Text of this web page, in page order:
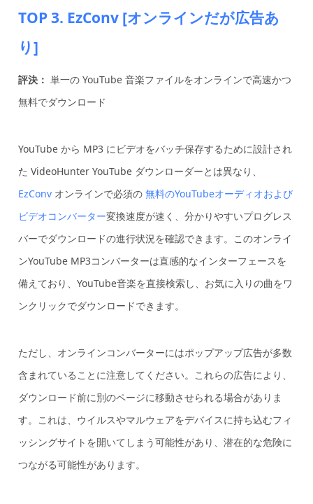
TOP 3. EzConv [オンラインだが広告あ
り]
評決： 単一の YouTube 音楽ファイルをオンラインで高速かつ
無料でダウンロード
YouTube から MP3 にビデオをバッチ保存するために設計され
た VideoHunter YouTube ダウンローダーとは異なり、
EzConv オンラインで必須の無料のYouTubeオーディオおよび
ビデオコンバーター変換速度が速く、分かりやすいプログレス
バーでダウンロードの進行状況を確認できます。このオンライ
ンYouTube MP3コンバーターは直感的なインターフェースを
備えており、YouTube音楽を直接検索し、お気に入りの曲をワ
ンクリックでダウンロードできます。
ただし、オンラインコンバーターにはポップアップ広告が多数
含まれていることに注意してください。これらの広告により、
ダウンロード前に別のページに移動させられる場合がありま
す。これは、ウイルスやマルウェアをデバイスに持ち込むフィ
ッシングサイトを開いてしまう可能性があり、潜在的な危険に
つながる可能性があります。